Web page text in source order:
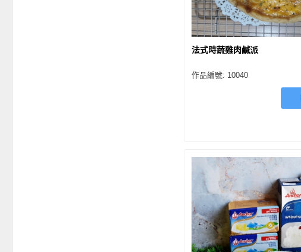
法式時蔬雞肉鹹派
作品編號: 10040